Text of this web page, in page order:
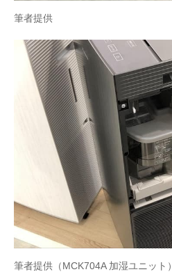
筆者提供
筆者提供（MCK704A 加湿ユニット）